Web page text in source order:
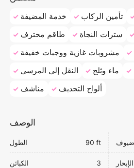
خدمة المضيفة تأمين الركاب
طاقم محترف
سترات النجاة
مشروبات غازية ووجبات خفيفة
النقل إلى المرسى
ماء وثلج
مناشف
ألواح التجديف
الوصف
الطول 90 ft ضيوف
الكبائن 3